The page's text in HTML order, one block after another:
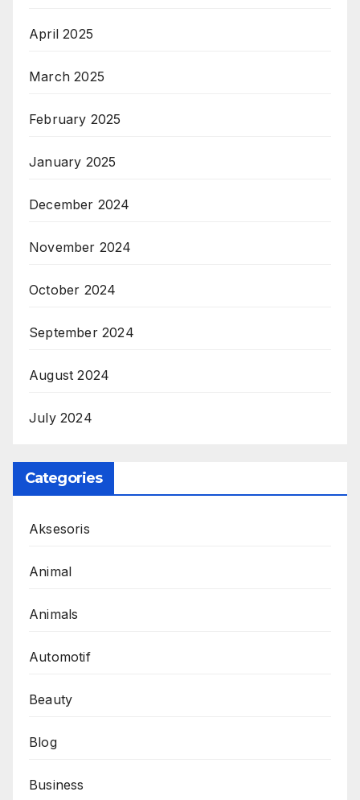
April 2025
March 2025
February 2025
January 2025
December 2024
November 2024
October 2024
September 2024
August 2024
July 2024
Categories
Aksesoris
Animal
Animals
Automotif
Beauty
Blog
Business